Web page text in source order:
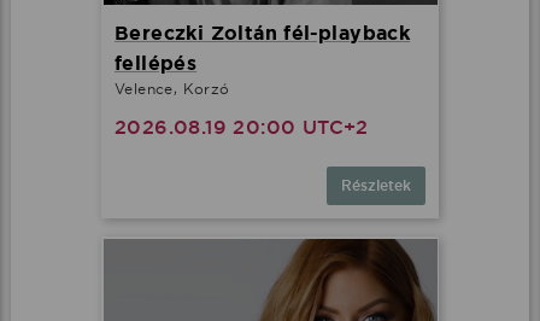
Bereczki Zoltán fél-playback
fellépés
Velence, Korzó
2026.08.19 20:00 UTC+2
Részletek